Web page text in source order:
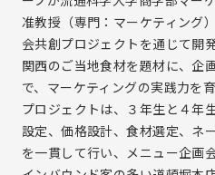
株主優待情報
その他
IRカレンダー
IRに関するよくあるご質問
IRお問い合わせ
免責事項
准教授（専門：マーケティング
会共創プロジェクトを通じて開
関西のご当地食材を題材に、企
で、マーケティングの実践力を
プロジェクトは、３年生と４年
設定、価格設計、食材選定、ネ
を一貫して行い、メニュー企画